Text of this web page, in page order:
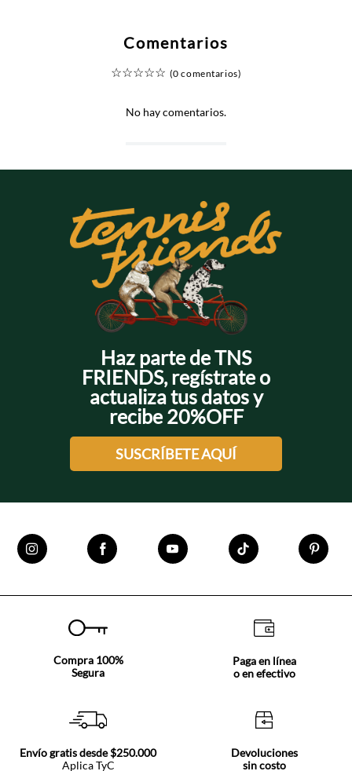
Comentarios
☆☆☆☆☆ (0 comentarios)
No hay comentarios.
Haz parte de TNS
FRIENDS, regístrate o
actualiza tus datos y
recibe 20%OFF
SUSCRÍBETE AQUÍ
Compra 100%
Segura
Paga en línea
o en efectivo
Envío gratis desde $250.000
Aplica TyC
Devoluciones
sin costo